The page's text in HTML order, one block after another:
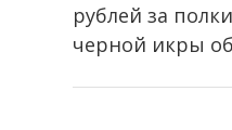
рублей за
черной икры